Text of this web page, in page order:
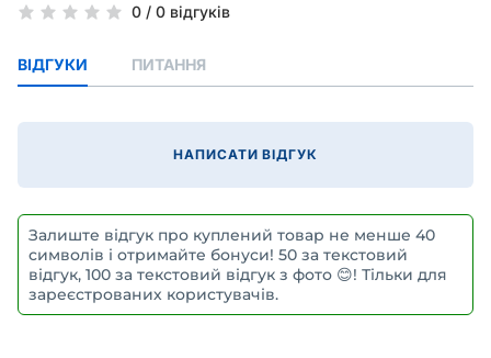
0 / 0 відгуків
ВІДГУКИ ПИТАННЯ
НАПИСАТИ ВІДГУК
Залиште відгук про куплений товар не менше 40
символів і отримайте бонуси! 50 за текстовий
відгук, 100 за текстовий відгук з фото 😊! Тільки для
зареєстрованих користувачів.